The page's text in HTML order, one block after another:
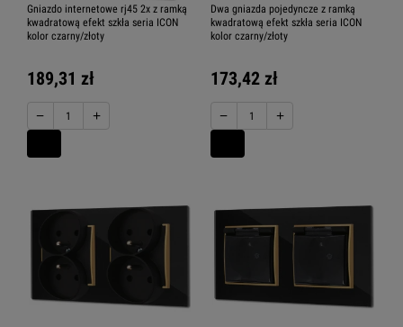
Gniazdo internetowe rj45 2x z ramką
kwadratową efekt szkła seria ICON
kolor czarny/złoty
189,31 zł
− +
Dwa gniazda pojedyncze z ramką
kwadratową efekt szkła seria ICON
kolor czarny/złoty
173,42 zł
− +